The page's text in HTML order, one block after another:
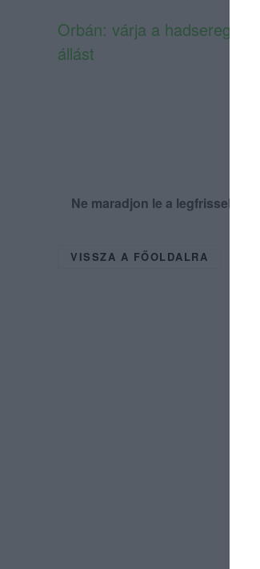
Orbán: várja a hadsereg és
állást
Ne maradjon le a legfrissebb
VISSZA A FŐOLDALRA